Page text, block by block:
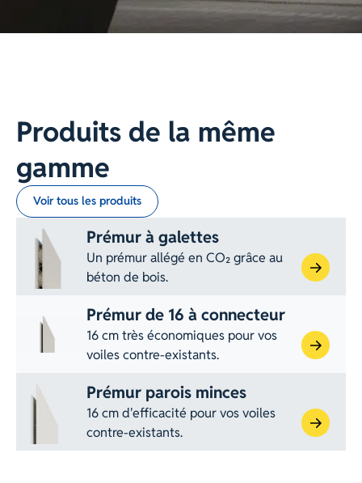
Produits de la même
gamme
Voir tous les produits
Prémur à galettes
Un prémur allégé en CO₂ grâce au
béton de bois.
Prémur de 16 à connecteur
16 cm très économiques pour vos
voiles contre-existants.
Prémur parois minces
16 cm d'efficacité pour vos voiles
contre-existants.